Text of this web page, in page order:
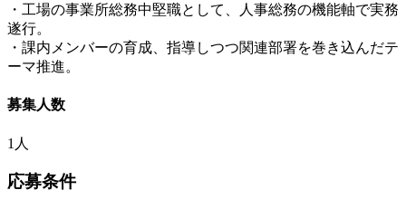
・工場の事業所総務中堅職として、人事総務の機能軸で実務
遂行。
・課内メンバーの育成、指導しつつ関連部署を巻き込んだテ
ーマ推進。
募集人数
1人
応募条件